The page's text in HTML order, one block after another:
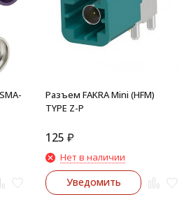
Разъем FAKRA Mini (HFM)
TYPE Z-P
125 ₽
Нет в наличии
Уведомить